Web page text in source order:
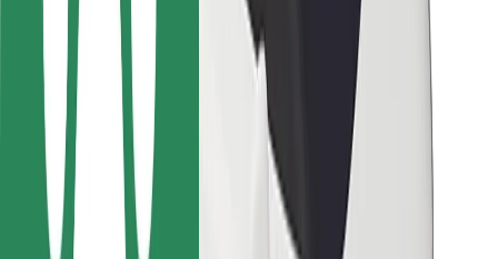
Placeringer
Byløsninger
Lufthavne
Bolt-ladestationer
Kundeservice
For passagerer